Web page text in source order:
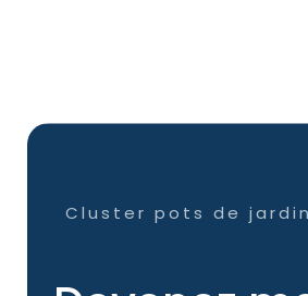
Cluster pots de